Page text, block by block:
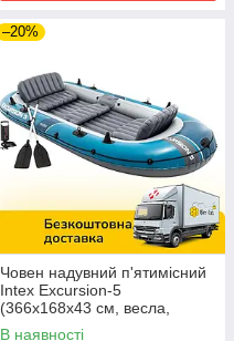
–20%
Човен надувний п'ятимісний
Intex Excursion-5
(366х168х43 см, весла,
насос) 66325 Синій
В наявності